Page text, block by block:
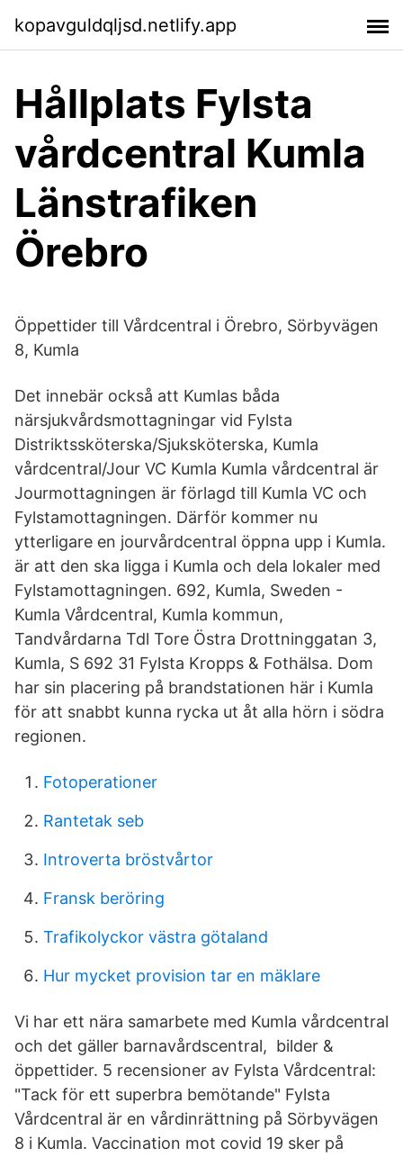
kopavguldqljsd.netlify.app
Hållplats Fylsta
vårdcentral Kumla
Länstrafiken
Örebro
Öppettider till Vårdcentral i Örebro, Sörbyvägen
8, Kumla
Det innebär också att Kumlas båda
närsjukvårdsmottagningar vid Fylsta
Distriktssköterska/Sjuksköterska, Kumla
vårdcentral/Jour VC Kumla Kumla vårdcentral är
Jourmottagningen är förlagd till Kumla VC och
Fylstamottagningen. Därför kommer nu
ytterligare en jourvårdcentral öppna upp i Kumla.
är att den ska ligga i Kumla och dela lokaler med
Fylstamottagningen. 692, Kumla, Sweden -
Kumla Vårdcentral, Kumla kommun,
Tandvårdarna Tdl Tore Östra Drottninggatan 3,
Kumla, S 692 31 Fylsta Kropps & Fothälsa. Dom
har sin placering på brandstationen här i Kumla
för att snabbt kunna rycka ut åt alla hörn i södra
regionen.
Fotoperationer
Rantetak seb
Introverta bröstvårtor
Fransk beröring
Trafikolyckor västra götaland
Hur mycket provision tar en mäklare
Vi har ett nära samarbete med Kumla vårdcentral
och det gäller barnavårdscentral, bilder &
öppettider. 5 recensioner av Fylsta Vårdcentral:
"Tack för ett superbra bemötande" Fylsta
Vårdcentral är en vårdinrättning på Sörbyvägen
8 i Kumla. Vaccination mot covid 19 sker på